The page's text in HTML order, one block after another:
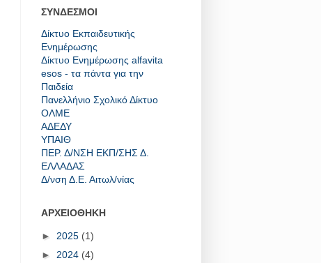
ΣΥΝΔΕΣΜΟΙ
Δίκτυο Εκπαιδευτικής
Ενημέρωσης
Δίκτυο Ενημέρωσης alfavita
esos - τα πάντα για την
Παιδεία
Πανελλήνιο Σχολικό Δίκτυο
ΟΛΜΕ
ΑΔΕΔΥ
ΥΠΑΙΘ
ΠΕΡ. Δ/ΝΣΗ ΕΚΠ/ΣΗΣ Δ.
ΕΛΛΑΔΑΣ
Δ/νση Δ.Ε. Αιτωλ/νίας
ΑΡΧΕΙΟΘΗΚΗ
► 2025 (1)
► 2024 (4)